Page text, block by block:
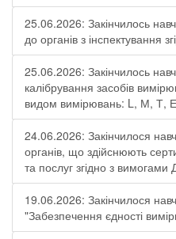
25.06.2026: Закінчилось
до органів з інспектування
25.06.2026: Закінчилось
калібрування засобів
видом вимірювань: L, М, Т,
24.06.2026: Закінчилося
органів, що здійснюють
та послуг згідно з
19.06.2026: Закінчилося
"Забезпечення єдності